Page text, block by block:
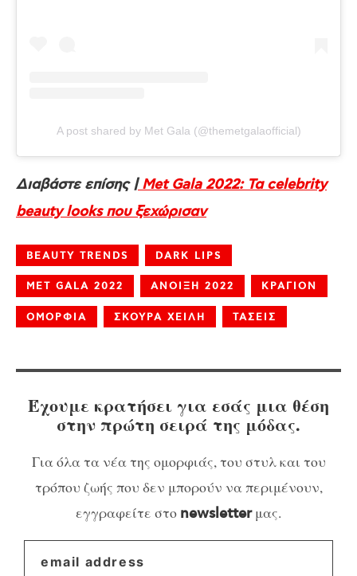
A post shared by Met Gala (@themetgalaofficial)
Διαβάστε επίσης |Met Gala 2022: Τα celebrity
beauty looks που ξεχώρισαν
BEAUTY TRENDS DARK LIPS
MET GALA 2022 ΑΝΟΙΞΗ 2022 ΚΡΑΓΙΟΝ
ΟΜΟΡΦΙΑ ΣΚΟΥΡΑ ΧΕΙΛΗ ΤΑΣΕΙΣ
Έχουμε κρατήσει για εσάς μια θέση
στην πρώτη σειρά της μόδας.
Για όλα τα νέα της ομορφιάς, του στυλ και του
τρόπου ζωής που δεν μπορούν να περιμένουν,
εγγραφείτε στο newsletterμας.